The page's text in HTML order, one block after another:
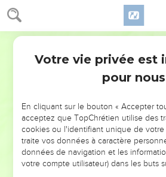
Juges 4
: une des
fichées en terre, auxquelles sont
Ne découvrant pas Sisera parmi les
tourné d'un autre côté. Le narrateur
sans la juger, comme cela arrive si
sainte. Il est évident qu'on ne saurait
violation des lois de l'hospitalité, non
bienveillance perfide par laquelle elle
Votre vie privée est
pour nous
En cliquant sur le bouton « Accepter
acceptez que TopChrétien utilise des
cookies ou l'identifiant unique de votre
traite vos données à caractère
données de navigation et les
votre compte utilisateur) dans les buts